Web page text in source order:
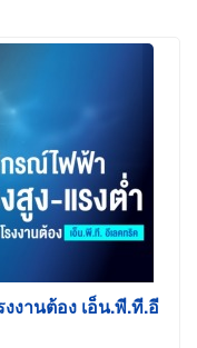
งานต้อง เอ็น.พี.ที.อี